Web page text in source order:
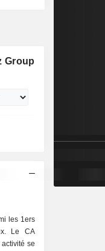
Group
les 1ers
Le CA
se